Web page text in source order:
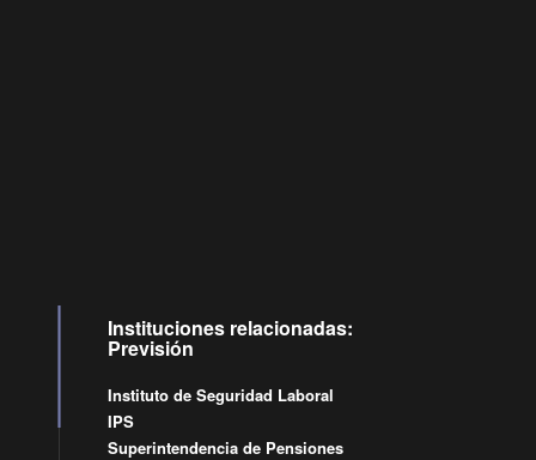
Instituciones relacionadas:
Previsión
Instituto de Seguridad Laboral
IPS
Superintendencia de Pensiones